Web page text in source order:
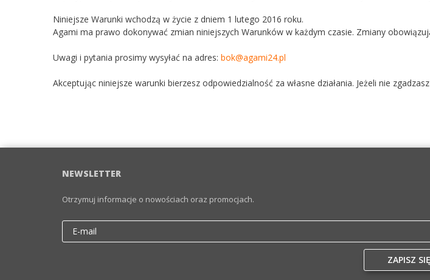
Niniejsze Warunki wchodzą w życie z dniem 1 lutego 2016 roku.
Agami ma prawo dokonywać zmian niniejszych Warunków w każdym czasie. Zmiany
Uwagi i pytania prosimy wysyłać na adres: bok@agami24.pl
Akceptując niniejsze warunki bierzesz odpowiedzialność za własne działania. Jeżeli nie
NEWSLETTER
Otrzymuj informacje o nowościach oraz promocjach.
ZAPISZ SIĘ